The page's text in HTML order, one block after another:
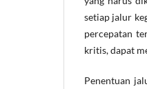
setiap jalur
percepatan
kritis, dapat
Penentuan